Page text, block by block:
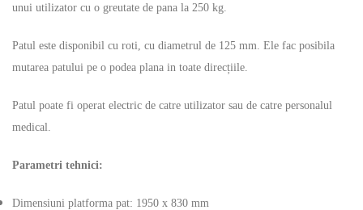
unui utilizator cu o greutate de pana la 250 kg.
Patul este disponibil cu roti, cu diametrul de 125 mm. Ele fac posibila
mutarea patului pe o podea plana in toate direcțiile.
Patul poate fi operat electric de catre utilizator sau de catre personalul
medical.
Parametri tehnici:
Dimensiuni platforma pat: 1950 x 830 mm